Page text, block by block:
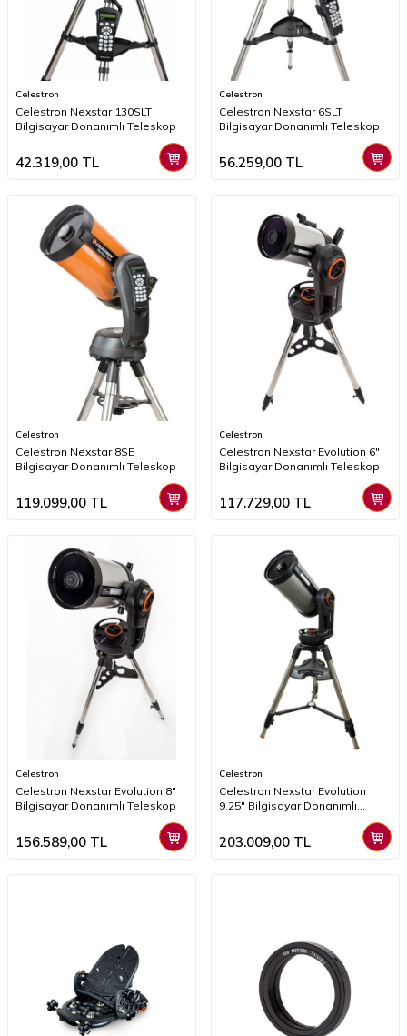
Celestron
Celestron Nexstar 130SLT
Bilgisayar Donanımlı Teleskop
42.319,00 TL
Celestron
Celestron Nexstar 6SLT
Bilgisayar Donanımlı Teleskop
56.259,00 TL
Celestron
Celestron Nexstar 8SE
Bilgisayar Donanımlı Teleskop
119.099,00 TL
Celestron
Celestron Nexstar Evolution 6"
Bilgisayar Donanımlı Teleskop
117.729,00 TL
Celestron
Celestron Nexstar Evolution 8"
Bilgisayar Donanımlı Teleskop
156.589,00 TL
Celestron
Celestron Nexstar Evolution
9.25" Bilgisayar Donanımlı
203.009,00 TL